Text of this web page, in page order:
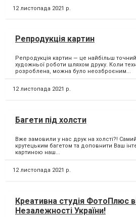
12 листопада 2021 р.
Репродукція картин
Репродукція картин — це найбільш
художньої роботи шляхом друку. Коли
розроблена, можна було неозброєним...
12 листопада 2021 р.
Багети під холсти
Вже замовили у нас друк на холсті?!
крутецьким багетом та доповнити Ваш
картиною наш...
12 листопада 2021 р.
Креативна студія ФотоПлюс
Незалежності України!